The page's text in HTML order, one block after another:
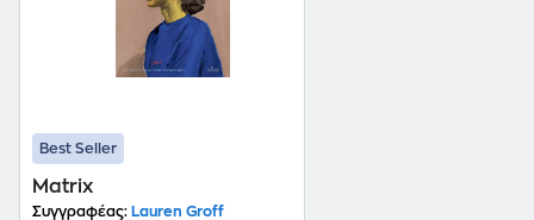
Best Seller
Matrix
Συγγραφέας: Lauren Groff